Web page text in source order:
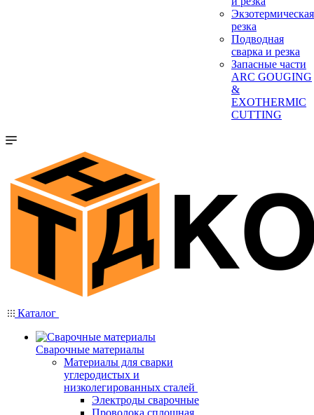
Экзотермическая
резка
Подводная
сварка и резка
Запасные части
ARC GOUGING
&
EXOTHERMIC
CUTTING
Каталог
Сварочные материалы
Материалы для сварки
углеродистых и
низколегированных сталей
Электроды сварочные
Проволока сплошная